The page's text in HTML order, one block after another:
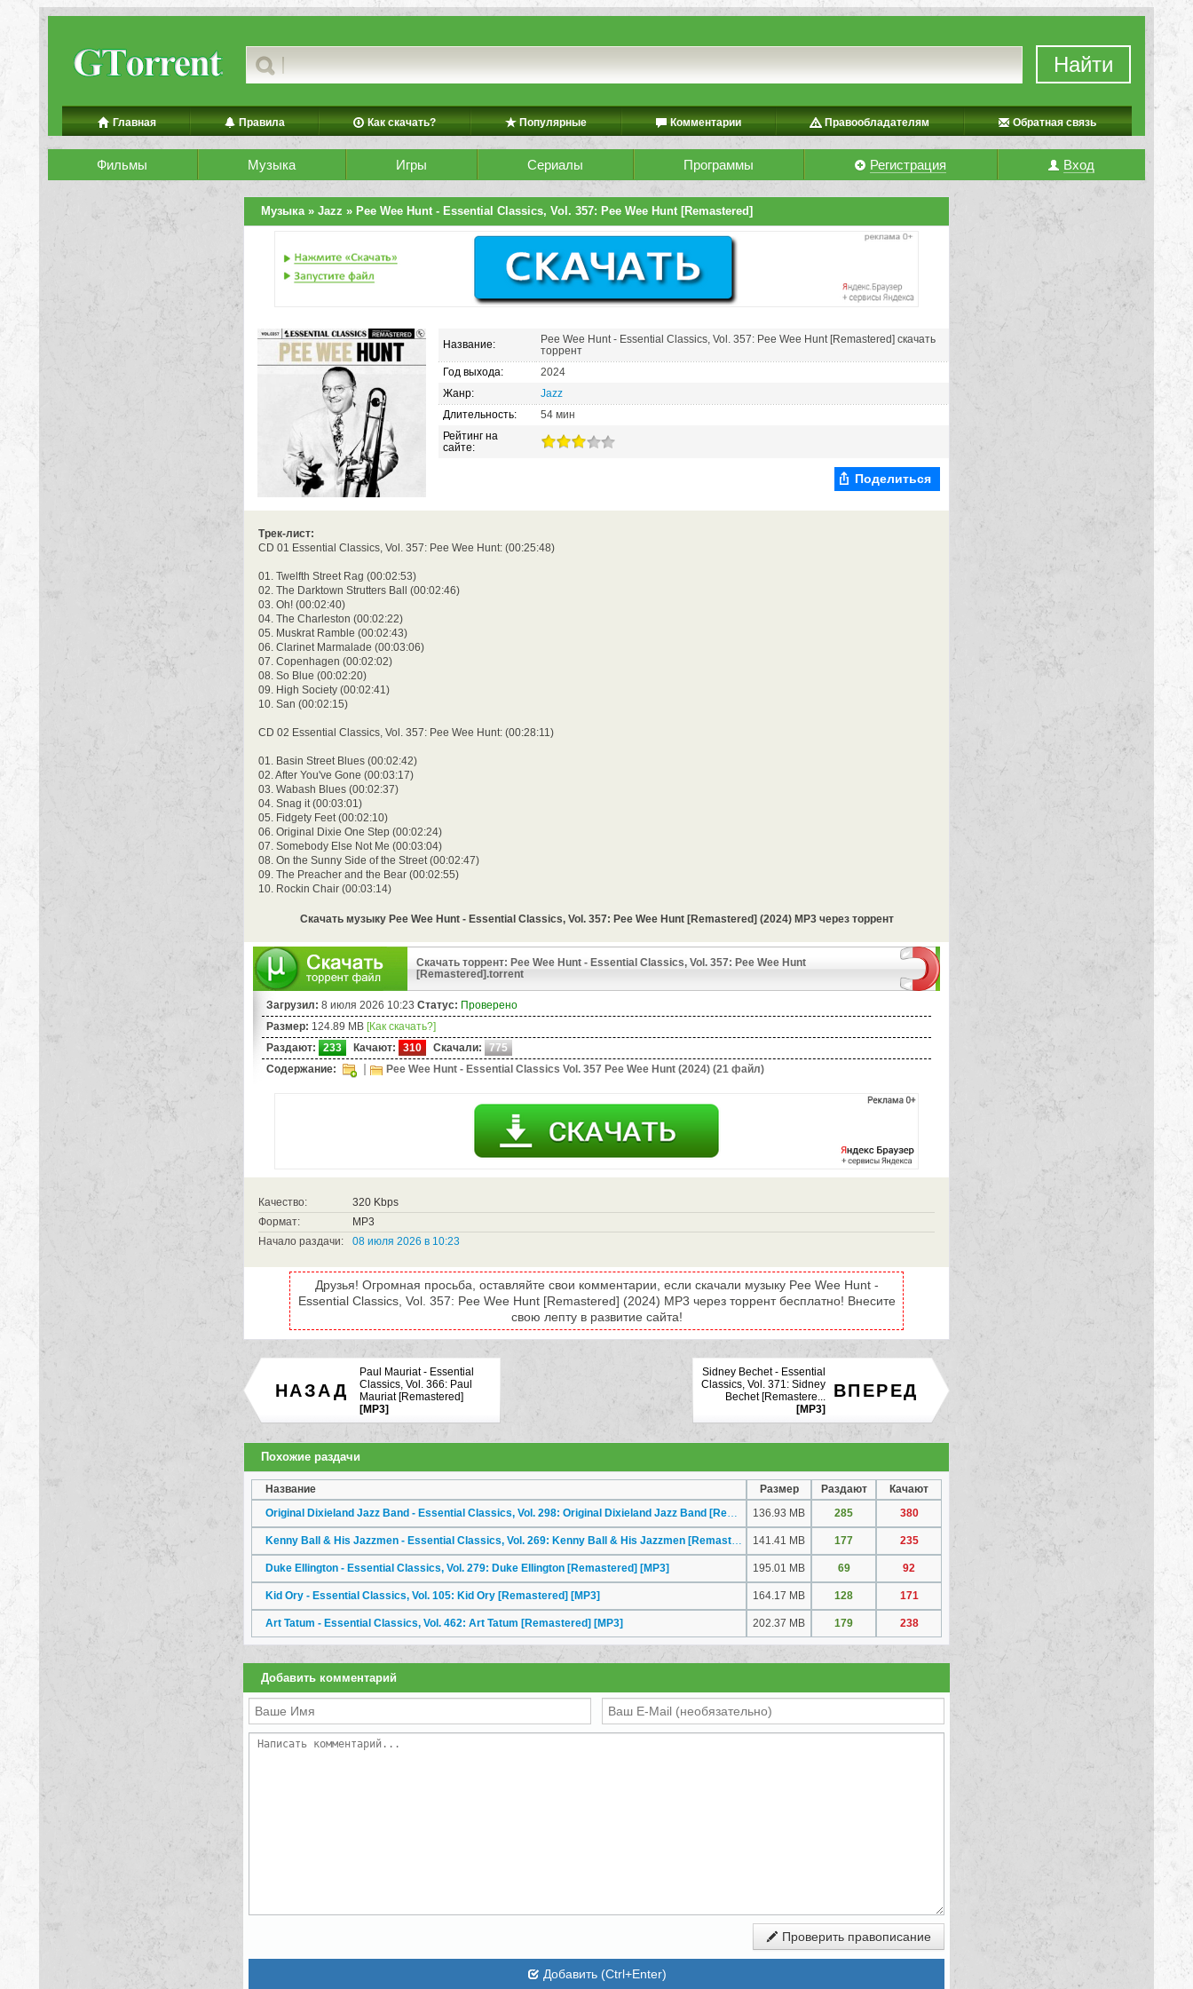
Найти
Главная Правила Как скачать? Популярные Комментарии Правообладателям Обратная связь
Фильмы Музыка Игры Сериалы Программы Регистрация Вход
Музыка» Jazz » Pee Wee Hunt - Essential Classics, Vol. 357: Pee Wee Hunt [Remastered]
Название:
Pee Wee Hunt - Essential Classics, Vol. 357: Pee Wee Hunt [Remastered] скачать
торрент
Год выхода:
2024
Жанр:
Jazz
Длительность:
54 мин
Рейтинг на
сайте:
Поделиться
Трек-лист:
CD 01 Essential Classics, Vol. 357: Pee Wee Hunt: (00:25:48)
01. Twelfth Street Rag (00:02:53)
02. The Darktown Strutters Ball (00:02:46)
03. Oh! (00:02:40)
04. The Charleston (00:02:22)
05. Muskrat Ramble (00:02:43)
06. Clarinet Marmalade (00:03:06)
07. Copenhagen (00:02:02)
08. So Blue (00:02:20)
09. High Society (00:02:41)
10. San (00:02:15)
CD 02 Essential Classics, Vol. 357: Pee Wee Hunt: (00:28:11)
01. Basin Street Blues (00:02:42)
02. After You've Gone (00:03:17)
03. Wabash Blues (00:02:37)
04. Snag it (00:03:01)
05. Fidgety Feet (00:02:10)
06. Original Dixie One Step (00:02:24)
07. Somebody Else Not Me (00:03:04)
08. On the Sunny Side of the Street (00:02:47)
09. The Preacher and the Bear (00:02:55)
10. Rockin Chair (00:03:14)
Скачать музыку Pee Wee Hunt - Essential Classics, Vol. 357: Pee Wee Hunt [Remastered] (2024) MP3 через торрент
Скачать торрент: Pee Wee Hunt - Essential Classics, Vol. 357: Pee Wee Hunt
[Remastered].torrent
Загрузил: 8 июля 2026 10:23 Статус: Проверено
Размер: 124.89 MB [Как скачать?]
Раздают:
233 Качают: 310 Скачали:
775
Содержание:
Pee Wee Hunt - Essential Classics Vol. 357 Pee Wee Hunt (2024) (21 файл)
Качество:
320 Kbps
Формат:
MP3
Начало раздачи:
08 июля 2026 в 10:23
Друзья! Огромная просьба, оставляйте свои комментарии, если скачали музыку Pee Wee Hunt -
Essential Classics, Vol. 357: Pee Wee Hunt [Remastered] (2024) MP3 через торрент бесплатно! Внесите
свою лепту в развитие сайта!
НАЗАД
Paul Mauriat - Essential
Classics, Vol. 366: Paul
Mauriat [Remastered]
[MP3]
ВПЕРЕД
Sidney Bechet - Essential
Classics, Vol. 371: Sidney
Bechet [Remastere...
[MP3]
Похожие раздачи
Название Размер Раздают
Качают
Original Dixieland Jazz Band - Essential Classics, Vol. 298: Original Dixieland Jazz Band [Remastered]
[MP3]
136.93 MB 285 380
Kenny Ball & His Jazzmen - Essential Classics, Vol. 269: Kenny Ball & His Jazzmen [Remastered] [MP3]
141.41 MB 177 235
Duke Ellington - Essential Classics, Vol. 279: Duke Ellington [Remastered] [MP3] 195.01 MB 69 92
Kid Ory - Essential Classics, Vol. 105: Kid Ory [Remastered] [MP3] 164.17 MB 128 171
Art Tatum - Essential Classics, Vol. 462: Art Tatum [Remastered] [MP3] 202.37 MB 179 238
Добавить комментарий
Проверить правописание
Добавить (Ctrl+Enter)